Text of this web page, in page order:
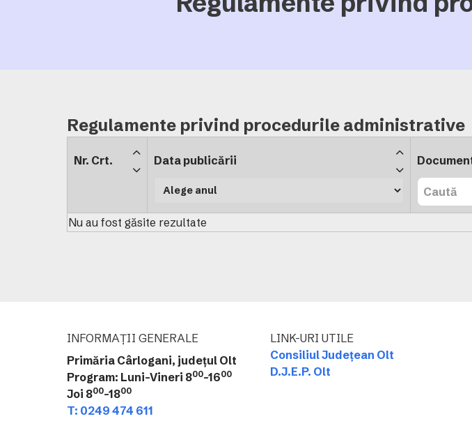
Regulamente privind procedurile administrative
Nr. Crt. Data publicării
Nu au fost găsite rezultate
INFORMAȚII GENERALE
Primăria Cârlogani, județul Olt
Program: Luni-Vineri 800-1600
Joi 800-1800
T: 0249 474 611
LINK-URI UTILE
Consiliul Județean Olt
D.J.E.P. Olt